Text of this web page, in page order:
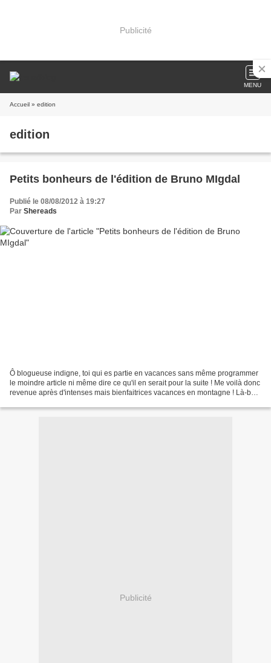
Publicité
MENU
Accueil » edition
edition
Petits bonheurs de l'édition de Bruno MIgdal
Publié le 08/08/2012 à 19:27
Par Shereads
Ô blogueuse indigne, toi qui es partie en vacances sans même programmer
le moindre article ni même dire ce qu'il en serait pour la suite ! Me voilà donc
revenue après d'intenses mais bienfaitrices vacances en montagne ! Là-bas
Publicité